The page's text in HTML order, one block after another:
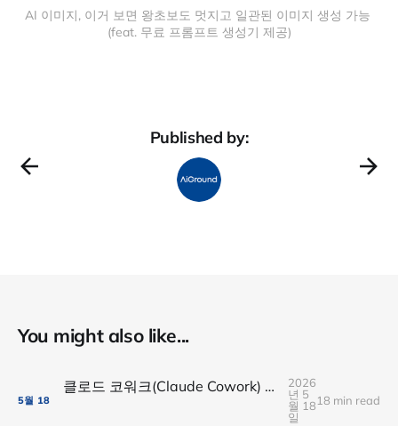
AI 이미지, 이거 보면 왕초보도 멋지고 일관된 이미지 생성 가능
(feat. 무료 프롬프트 생성기 제공)
Published by:
You might also like...
5월 18
클로드 코워크(Claude Cowork) 완전 가이드: 비개발자를 위한 AI 에이전트 첫걸음
2026
년 5
월 18
일
18 min read